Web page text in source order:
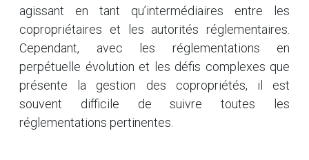
agissant en tant qu’intermédiaires entre les
copropriétaires et les autorités réglementaires.
Cependant, avec les réglementations en
perpétuelle évolution et les défis complexes que
présente la gestion des copropriétés, il est
souvent difficile de suivre toutes les
réglementations pertinentes.